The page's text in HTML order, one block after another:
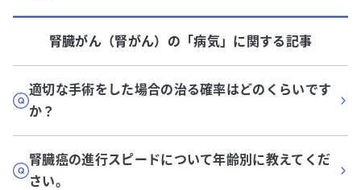
腎臓がん（腎がん） の「病気」に関する記事
適切な手術をした場合の治る確率はどのくらいです
か？
腎臓癌の進行スピードについて年齢別に教えてくだ
さい。